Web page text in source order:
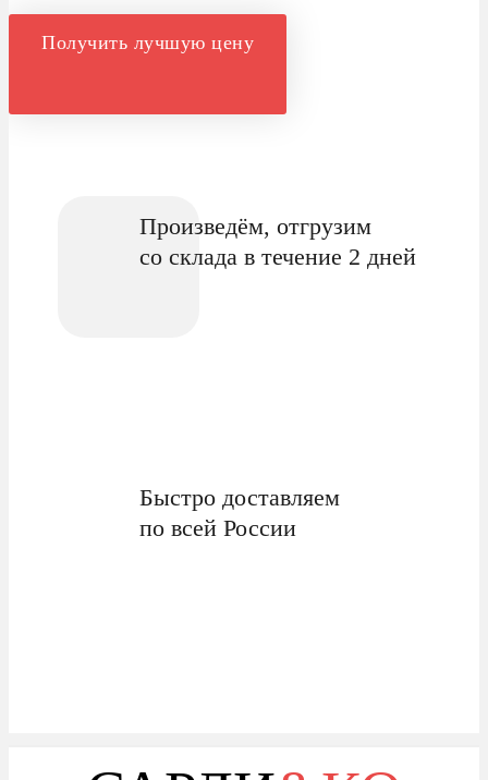
Получить лучшую цену
Произведём, отгрузим
со склада в течение 2 дней
Быстро доставляем
по всей России